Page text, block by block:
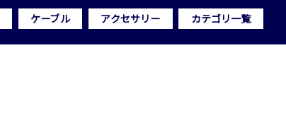
ケーブル アクセサリー カテゴリ一覧